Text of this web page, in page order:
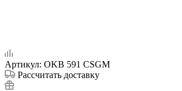
Артикул: OKB 591 CSGM
Рассчитать доставку